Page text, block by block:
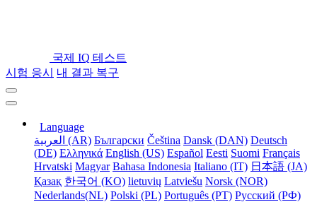
국제 IQ 테스트
시험 응시
내 결과 복구
Language
العربية (AR) Български Čeština Dansk (DAN) Deutsch
(DE) Ελληνικά English (US) Español Eesti Suomi Français
Hrvatski Magyar Bahasa Indonesia Italiano (IT) 日本語 (JA)
Қазақ 한국어 (KO) lietuvių Latviešu Norsk (NOR)
Nederlands(NL) Polski (PL) Português (PT) Русский (РФ)